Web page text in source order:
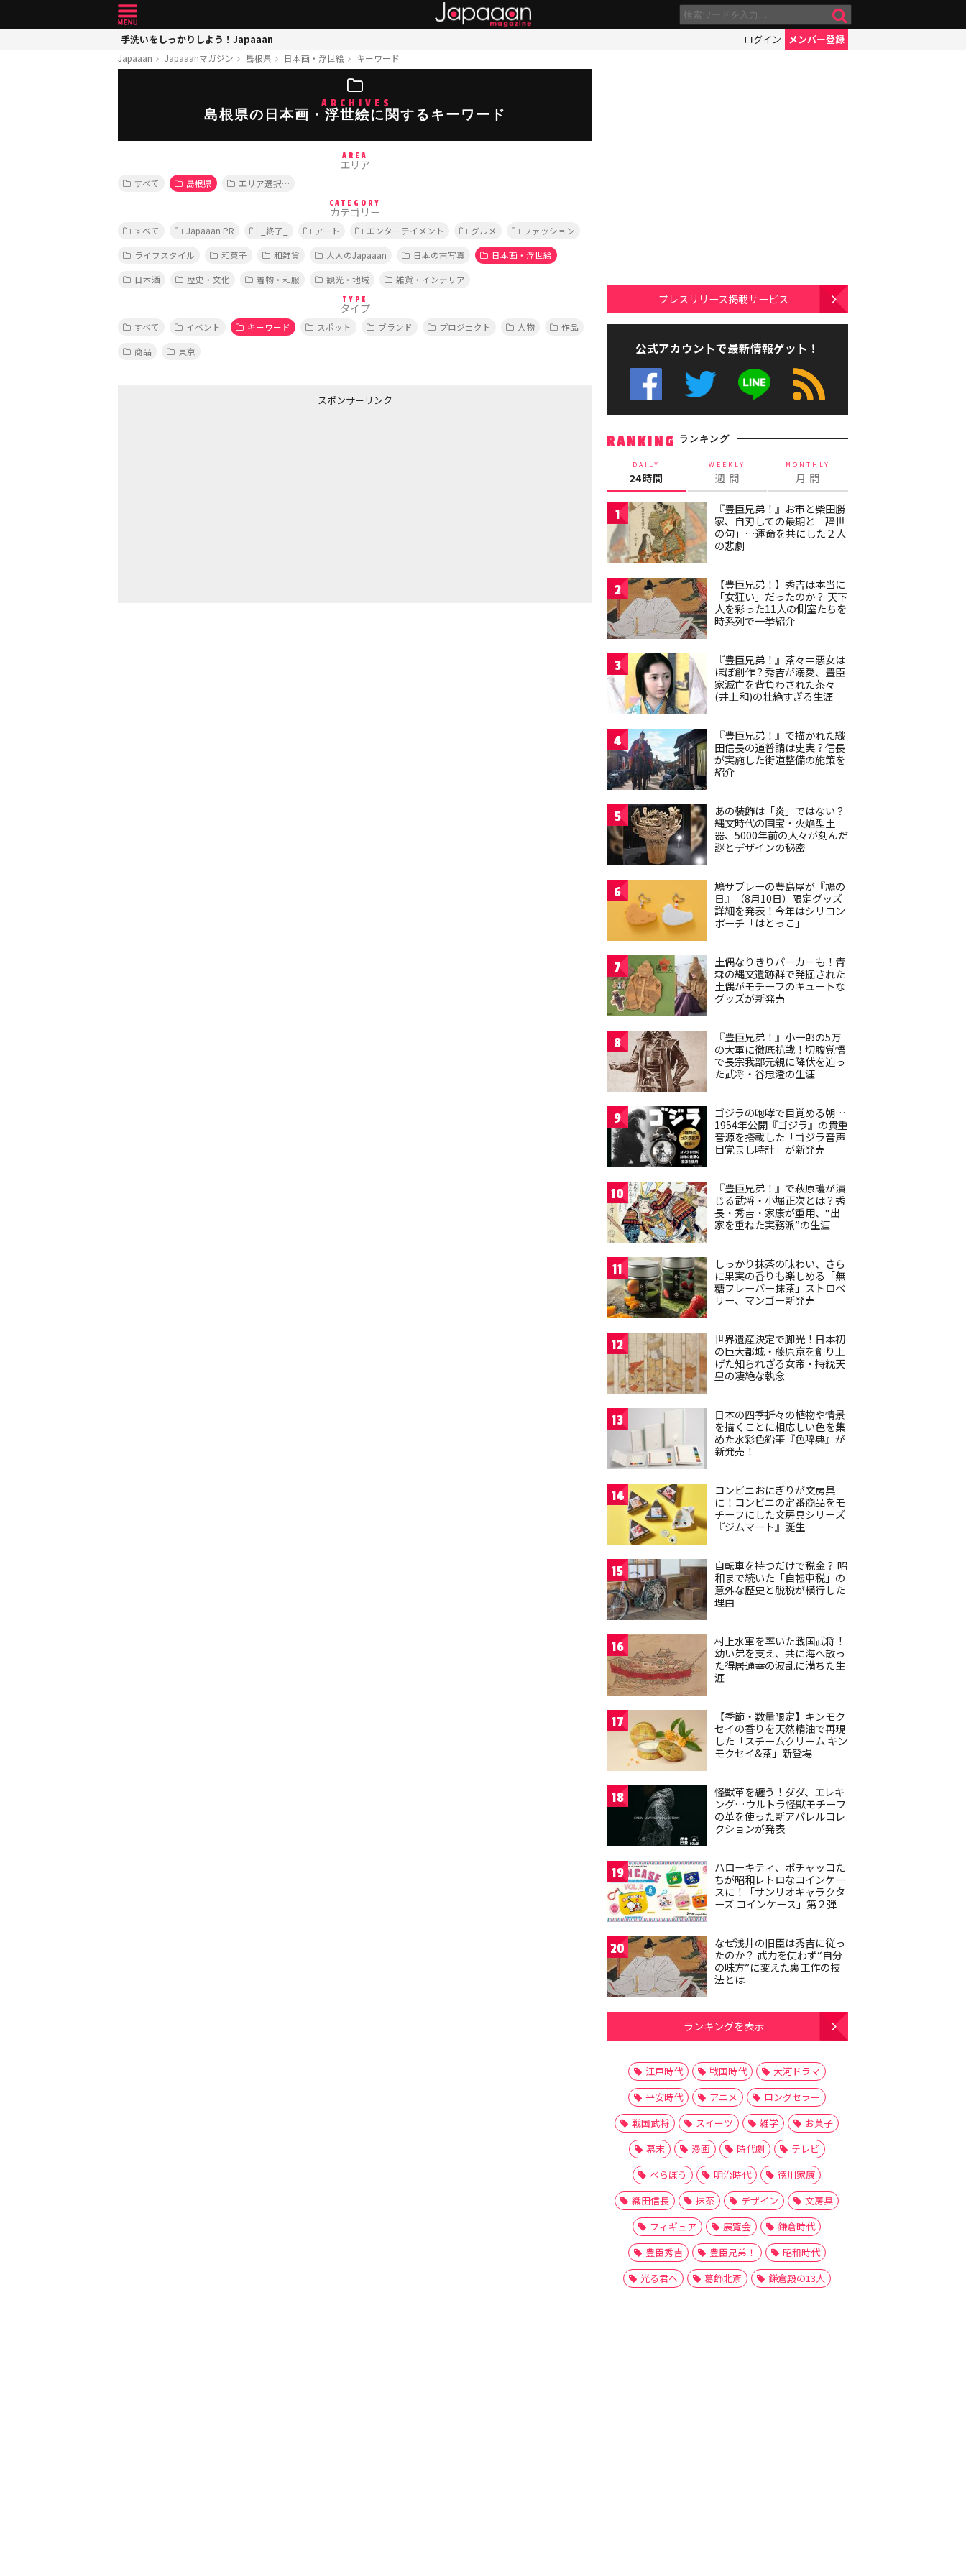
手洗いをしっかりしよう！Japaaan ログイン メンバー登録
Japaaan Japaaanマガジン 島根県 日本画・浮世絵 キーワード
ARCHIVES
島根県の日本画・浮世絵に関するキーワード
AREA
エリア
すべて 島根県 エリア選択…
CATEGORY
カテゴリー
すべて Japaaan PR _終了_ アート エンターテイメント グルメ
ファッション
ライフスタイル
和菓子 和雑貨 大人のJapaaan 日本の古写真
日本画・浮世絵
日本酒
歴史・文化 着物・和服 観光・地域 雑貨・インテリア
TYPE
タイプ
すべて イベント キーワード スポット ブランド プロジェクト 人物
作品
商品
東京
スポンサーリンク
プレスリリース掲載サービス
公式アカウントで最新情報ゲット！
RANKING ランキング
DAILY
24時間
WEEKLY
週 間
MONTHLY
月 間
1
『豊臣兄弟！』お市と柴田勝
家、自刃しての最期と「辞世
の句」…運命を共にした２人
の悲劇
2
【豊臣兄弟！】秀吉は本当に
「女狂い」だったのか？ 天下
人を彩った11人の側室たちを
時系列で一挙紹介
3
『豊臣兄弟！』茶々＝悪女は
ほぼ創作？秀吉が溺愛、豊臣
家滅亡を背負わされた茶々
(井上和)の壮絶すぎる生涯
4
『豊臣兄弟！』で描かれた織
田信長の道普請は史実？信長
が実施した街道整備の施策を
紹介
5
あの装飾は「炎」ではない？
縄文時代の国宝・火焔型土
器、5000年前の人々が刻んだ
謎とデザインの秘密
6
鳩サブレーの豊島屋が『鳩の
日』（8月10日）限定グッズ
詳細を発表！今年はシリコン
ポーチ「はとっこ」
7
土偶なりきりパーカーも！青
森の縄文遺跡群で発掘された
土偶がモチーフのキュートな
グッズが新発売
8
『豊臣兄弟！』小一郎の5万
の大軍に徹底抗戦！切腹覚悟
で長宗我部元親に降伏を迫っ
た武将・谷忠澄の生涯
9
ゴジラの咆哮で目覚める朝…
1954年公開『ゴジラ』の貴重
音源を搭載した「ゴジラ音声
目覚まし時計」が新発売
10
『豊臣兄弟！』で萩原護が演
じる武将・小堀正次とは？秀
長・秀吉・家康が重用、“出
家を重ねた実務派”の生涯
11
しっかり抹茶の味わい、さら
に果実の香りも楽しめる「無
糖フレーバー抹茶」ストロベ
リー、マンゴー新発売
12
世界遺産決定で脚光！日本初
の巨大都城・藤原京を創り上
げた知られざる女帝・持統天
皇の凄絶な執念
13
日本の四季折々の植物や情景
を描くことに相応しい色を集
めた水彩色鉛筆『色辞典』が
新発売！
14
コンビニおにぎりが文房具
に！コンビニの定番商品をモ
チーフにした文房具シリーズ
『ジムマート』誕生
15
自転車を持つだけで税金？ 昭
和まで続いた「自転車税」の
意外な歴史と脱税が横行した
理由
16
村上水軍を率いた戦国武将！
幼い弟を支え、共に海へ散っ
た得居通幸の波乱に満ちた生
涯
17
【季節・数量限定】キンモク
セイの香りを天然精油で再現
した「スチームクリーム キン
モクセイ&茶」新登場
18
怪獣革を纏う！ダダ、エレキ
ング…ウルトラ怪獣モチーフ
の革を使った新アパレルコレ
クションが発表
19
ハローキティ、ポチャッコた
ちが昭和レトロなコインケー
スに！「サンリオキャラクタ
ーズ コインケース」第２弾
20
なぜ浅井の旧臣は秀吉に従っ
たのか？ 武力を使わず“自分
の味方”に変えた裏工作の技
法とは
ランキングを表示
江戸時代 戦国時代
大河ドラマ
平安時代
アニメ
ロングセラー
戦国武将
スイーツ 雑学
お菓子
幕末
漫画 時代劇
テレビ
べらぼう
明治時代
徳川家康
織田信長
抹茶 デザイン
文房具
フィギュア
展覧会
鎌倉時代
豊臣秀吉
豊臣兄弟！
昭和時代
光る君へ
葛飾北斎 鎌倉殿の13人